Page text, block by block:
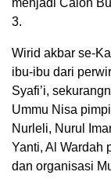
menjadi Calon
3.
Wirid akbar se-
ibu-ibu dari
Syafi’i,
Ummu Nisa
Nurleli, Nurul
Yanti, Al Wardah
dan organisasi